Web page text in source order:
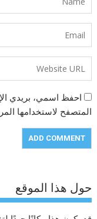
احفظ اسمي، بريدي
المتصفح لاستخدامها
حول هذا الموقع